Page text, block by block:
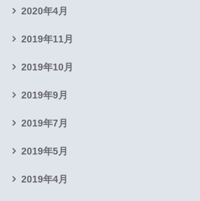
2020年4月
2019年11月
2019年10月
2019年9月
2019年7月
2019年5月
2019年4月